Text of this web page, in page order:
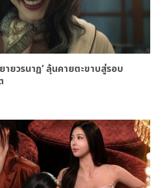
ายวรนาฏ’ ลุ้นคายตะขาบสู่รอบ